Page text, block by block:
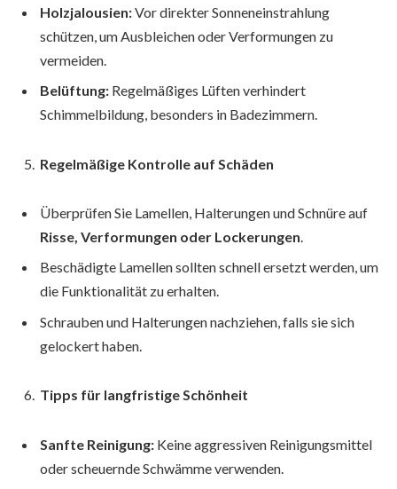
Holzjalousien:Vor direkter Sonneneinstrahlung
schützen, um Ausbleichen oder Verformungen zu
vermeiden.
Belüftung: Regelmäßiges Lüften verhindert
Schimmelbildung, besonders in Badezimmern.
Regelmäßige Kontrolle auf Schäden
Überprüfen Sie Lamellen, Halterungen und Schnüre auf
Risse, Verformungen oder Lockerungen.
Beschädigte Lamellen sollten schnell ersetzt werden, um
die Funktionalität zu erhalten.
Schrauben und Halterungen nachziehen, falls sie sich
gelockert haben.
Tipps für langfristige Schönheit
Sanfte Reinigung: Keine aggressiven Reinigungsmittel
oder scheuernde Schwämme verwenden.